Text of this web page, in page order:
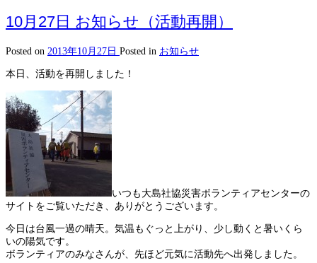
10月27日 お知らせ（活動再開）
Posted on 2013年10月27日 Posted in お知らせ
本日、活動を再開しました！
いつも大島社協災害ボランティアセンターの
サイトをご覧いただき、ありがとうございます。
今日は台風一過の晴天。気温もぐっと上がり、少し動くと暑いくら
いの陽気です。
ボランティアのみなさんが、先ほど元気に活動先へ出発しました。